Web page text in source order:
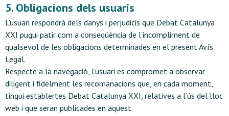
5. Obligacions dels usuaris
L’usuari respondrà dels danys i perjudicis que Debat Catalunya
XXI pugui patir com a conseqüència de l’incompliment de
qualsevol de les obligacions determinades en el present Avís
Legal.
Respecte a la navegació, l’usuari es compromet a observar
diligent i fidelment les recomanacions que, en cada moment,
tingui establertes Debat Catalunya XXI, relatives a l’ús del lloc
web i que seran publicades en aquest.